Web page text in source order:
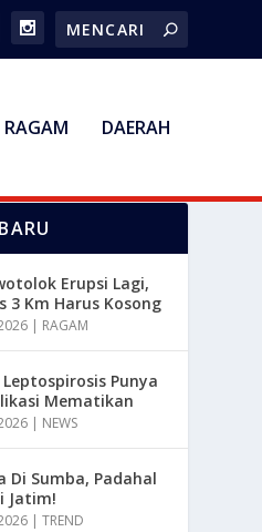
RAGAM DAERAH
Erupsi Lagi,
3 Km Harus Kosong
| RAGAM
Leptospirosis Punya
Mematikan
| NEWS
Di Sumba, Padahal
Jatim!
|TREND